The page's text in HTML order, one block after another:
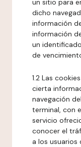
un sitio para
dicho
información
información
un
de
1.2 Las
cierta
navegación
terminal, con
servicio
conocer el
a los usuarios